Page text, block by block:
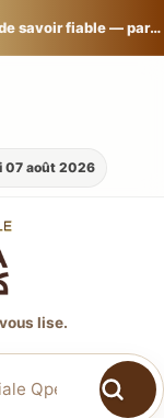
Une plateforme de savoir fiable — partagez votre expertise sur L’Encyclopédie mondiale Qpedia.
07 août 2026
lise.